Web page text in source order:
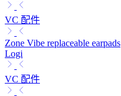
VC 配件
Zone Vibe replaceable earpads
Logi
VC 配件